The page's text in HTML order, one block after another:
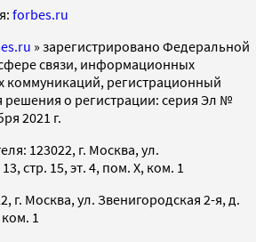
forbes.ru
» зарегистрировано Федеральной
связи, информационных
коммуникаций, регистрационный
решения о регистрации: серия Эл №
2021 г.
123022, г. Москва, ул.
стр. 15, эт. 4, пом. X, ком. 1
г. Москва, ул. Звенигородская 2-я, д.
1